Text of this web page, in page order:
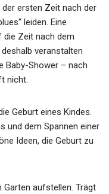
ersten Zeit nach der
leiden. Eine
die Zeit nach dem
veranstalten
Baby-Shower – nach
nicht.
Geburt eines Kindes.
und dem Spannen einer
Ideen, die Geburt zu
Garten aufstellen. Trägt